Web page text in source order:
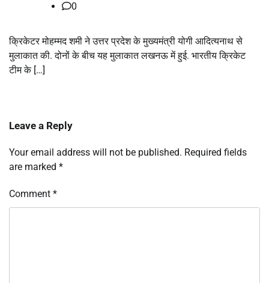
0
क्रिकेटर मोहम्मद शमी ने उत्तर प्रदेश के मुख्यमंत्री योगी आदित्यनाथ से
मुलाकात की. दोनों के बीच यह मुलाकात लखनऊ में हुई. भारतीय क्रिकेट
टीम के […]
Leave a Reply
Your email address will not be published. Required fields
are marked *
Comment *